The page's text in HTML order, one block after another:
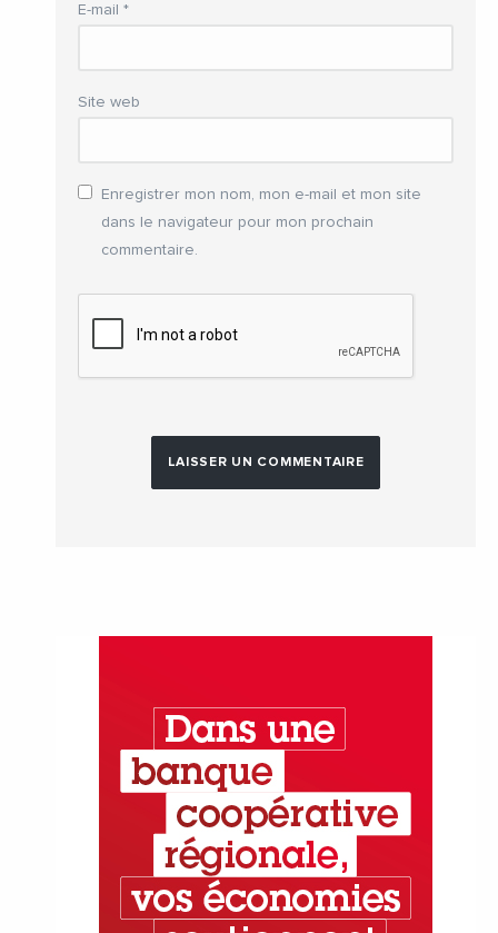
E-mail *
Site web
Enregistrer mon nom, mon e-mail et mon site
dans le navigateur pour mon prochain
commentaire.